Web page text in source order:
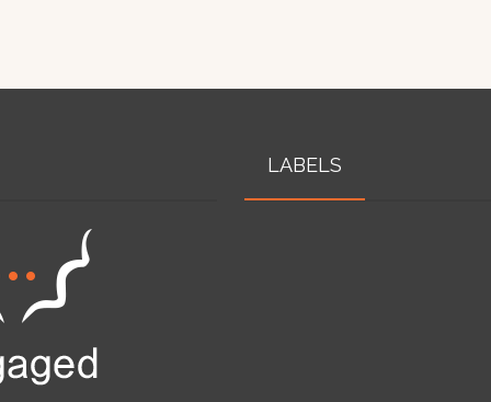
LABELS